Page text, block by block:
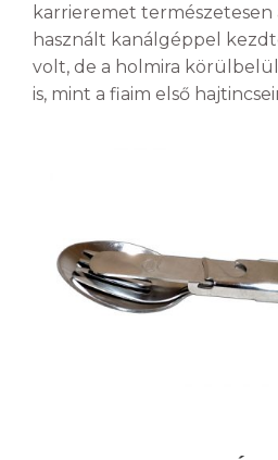
karrieremet természetesen
használt kanálgéppel
volt, de a holmira
is, mint a fiaim első